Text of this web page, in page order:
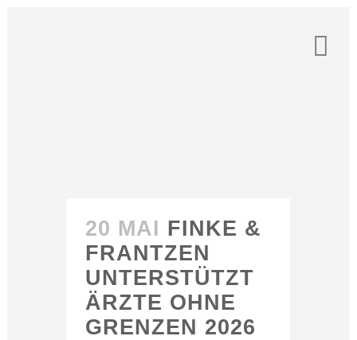
20 MAI FINKE &
FRANTZEN
UNTERSTÜTZT
ÄRZTE OHNE
GRENZEN 2026